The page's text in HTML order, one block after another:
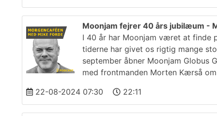
Moonjam fejrer 40 års jubilæum -
I 40 år har Moonjam været at finde
tiderne har givet os rigtig mange
september åbner Moonjam Globus
med frontmanden Morten Kærså
22-08-2024 07:30
22:11